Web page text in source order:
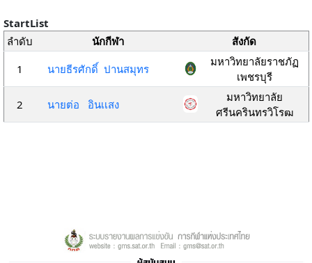
StartList
ลำดับ
นักกีฬา
สังกัด
1
นายธีรศักดิ์ ปานสมุทร
มหาวิทยาลัยราชภัฏ
เพชรบุรี
2
นายต่อ อินเเสง
มหาวิทยาลัย
ศรีนครินทรวิโรฒ